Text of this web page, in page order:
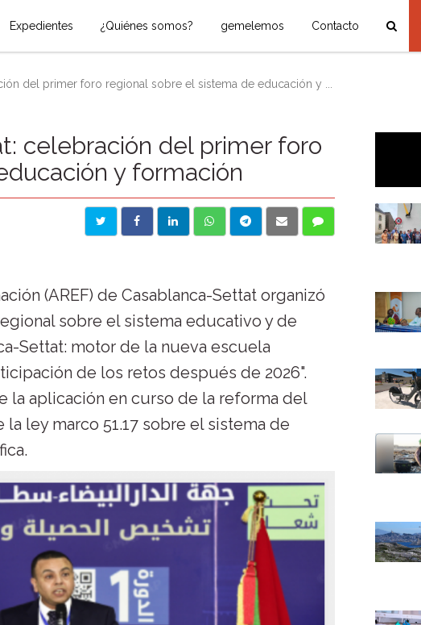
Expedientes ¿Quiénes somos? gemelemos Contacto
del primer foro regional sobre el sistema de educación y ...
celebración del primer foro
y formación
(AREF) de Casablanca-Settat organizó
sobre el sistema educativo y de
Settat: motor de la nueva escuela
de los retos después de 2026".
la aplicación en curso de la reforma del
ley marco 51.17 sobre el sistema de